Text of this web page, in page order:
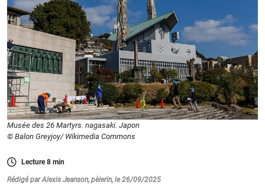
Musée des 26 Martyrs. nagasaki. Japon
© Balon Greyjoy/ Wikimedia Commons
Lecture8 min
Rédigé par Alexis Jeanson, pèlerin, le 26/09/2025